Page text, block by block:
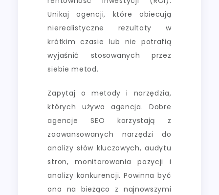
Unikaj agencji, które obiecują
nierealistyczne rezultaty w
krótkim czasie lub nie potrafią
wyjaśnić stosowanych przez
siebie metod.
Zapytaj o metody i narzędzia,
których używa agencja. Dobre
agencje SEO korzystają z
zaawansowanych narzędzi do
analizy słów kluczowych, audytu
stron, monitorowania pozycji i
analizy konkurencji. Powinna być
ona na bieżąco z najnowszymi